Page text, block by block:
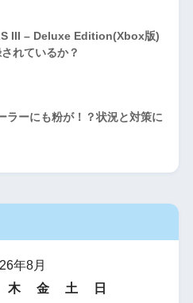
III – Deluxe Edition(Xbox版)
れているか？
ラーにも粉が！？状況と対策に
年8月
木 金 土
日